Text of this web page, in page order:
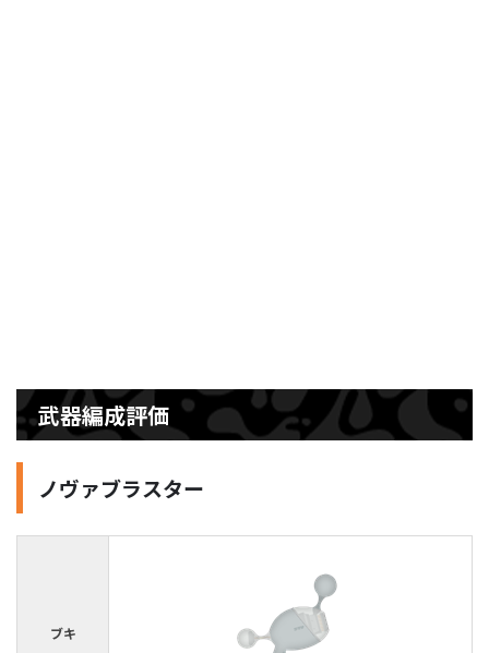
武器編成評価
ノヴァブラスター
ブキ